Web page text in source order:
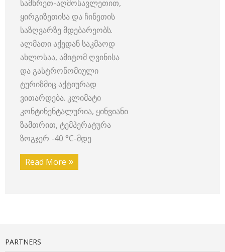
სამხრეთ-აღმოსავლეთით,
ყირგიზეთისა და ჩინეთის
საზღვარზე მდებარეობს.
ალმათი აქედან საკმაოდ
ახლოსაა, ამიტომ ღვინისა
და გასტრონომიული
ტურიზმიც აქტიურად
ვითარდება. კლიმატი
კონტინენტალურია, ყინვიანი
ზამთრით, ტემპერატურა
ზოგჯერ -40 °C-მდე
Read More
PARTNERS